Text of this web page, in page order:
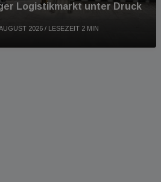
Logistikmarkt unter Druck
2026 / LESEZEIT 2 MIN